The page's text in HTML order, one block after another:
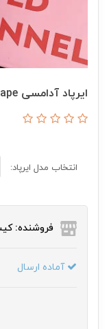
ایرپاد آدامسی A000212 Bubble Tape
انتخاب مدل ایرپاد:
فروشنده:
آماده ارسال